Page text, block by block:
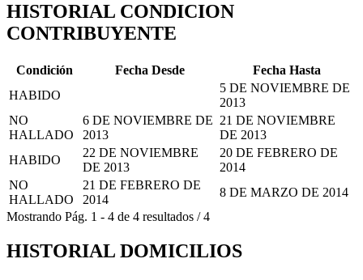
HISTORIAL CONDICION
CONTRIBUYENTE
Condición Fecha Desde
Fecha Hasta
HABIDO
5 DE NOVIEMBRE DE
2013
NO
HALLADO
6 DE NOVIEMBRE DE
2013
21 DE NOVIEMBRE
DE 2013
HABIDO
22 DE NOVIEMBRE
DE 2013
20 DE FEBRERO DE
2014
NO
HALLADO
21 DE FEBRERO DE
2014
8 DE MARZO DE 2014
Mostrando Pág. 1 - 4 de 4 resultados /4
HISTORIAL DOMICILIOS